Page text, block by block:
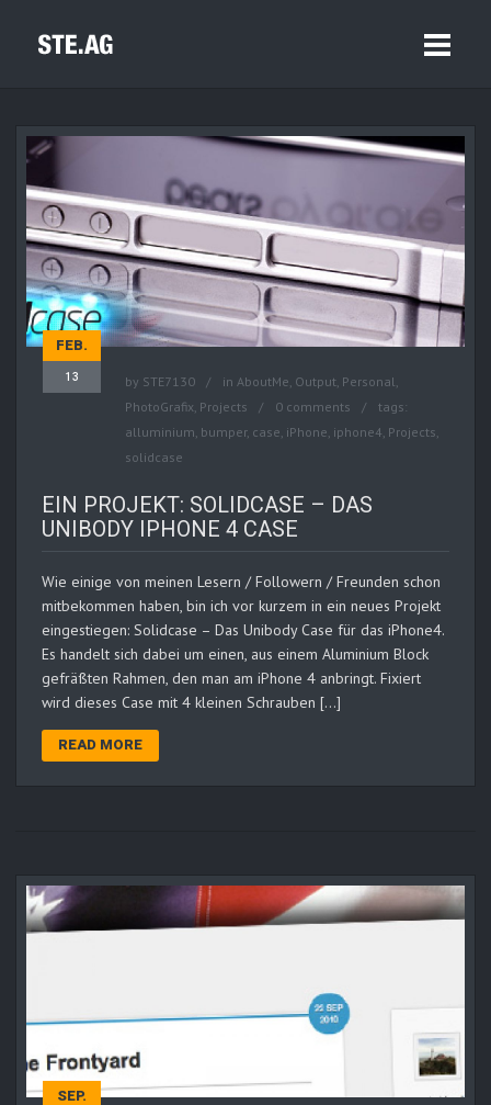
FEB.
13 by STE7130 in AboutMe, Output, Personal,
PhotoGrafix, Projects 0 comments
tags:
alluminium, bumper, case, iPhone, iphone4, Projects,
solidcase
EIN PROJEKT: SOLIDCASE – DAS
UNIBODY IPHONE 4 CASE
Wie einige von meinen Lesern / Followern / Freunden schon
mitbekommen haben, bin ich vor kurzem in ein neues Projekt
eingestiegen: Solidcase – Das Unibody Case für das iPhone4.
Es handelt sich dabei um einen, aus einem Aluminium Block
gefräßten Rahmen, den man am iPhone 4 anbringt. Fixiert
wird dieses Case mit 4 kleinen Schrauben […]
READ MORE
SEP.